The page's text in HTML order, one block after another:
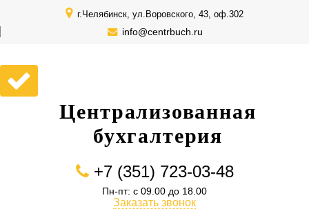
г.Челябинск, ул.Воровского, 43, оф.302
info@centrbuch.ru
Централизованная
бухгалтерия
+7 (351) 723-03-48
Пн-пт: с 09.00 до 18.00
Заказать звонок